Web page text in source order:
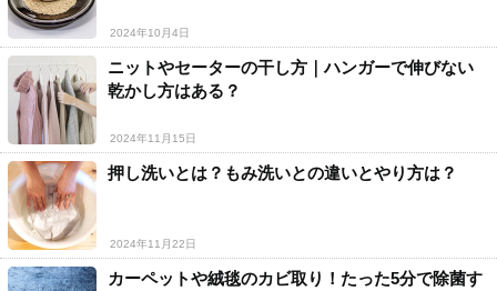
2024年10月4日
ニットやセーターの干し方｜ハンガーで伸びない
乾かし方はある？
2024年11月15日
押し洗いとは？もみ洗いとの違いとやり方は？
2024年11月22日
カーペットや絨毯のカビ取り！たった5分で除菌す